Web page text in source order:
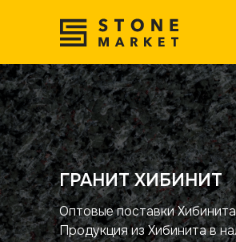
ГРАНИТ ХИБИНИТ
Оптовые поставки Хибинита
Продукция из Хибинита в